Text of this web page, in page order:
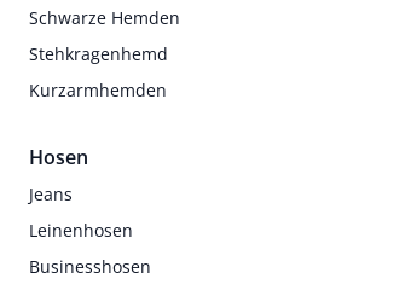
Schwarze Hemden
Stehkragenhemd
Kurzarmhemden
Hosen
Jeans
Leinenhosen
Businesshosen